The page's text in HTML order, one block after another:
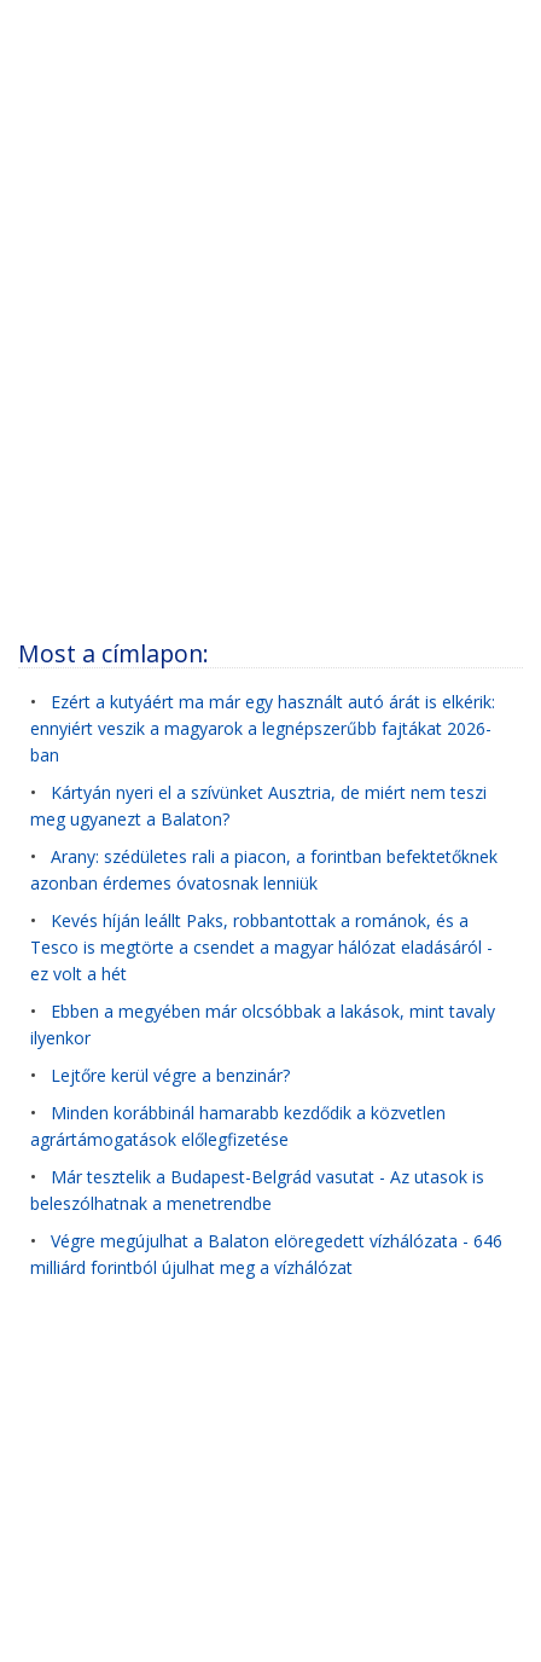
Most a címlapon:
• Ezért a kutyáért ma már egy használt autó árát is elkérik:
ennyiért veszik a magyarok a legnépszerűbb fajtákat 2026-
ban
• Kártyán nyeri el a szívünket Ausztria, de miért nem teszi
meg ugyanezt a Balaton?
• Arany: szédületes rali a piacon, a forintban befektetőknek
azonban érdemes óvatosnak lenniük
• Kevés híján leállt Paks, robbantottak a románok, és a
Tesco is megtörte a csendet a magyar hálózat eladásáról -
ez volt a hét
• Ebben a megyében már olcsóbbak a lakások, mint tavaly
ilyenkor
• Lejtőre kerül végre a benzinár?
• Minden korábbinál hamarabb kezdődik a közvetlen
agrártámogatások előlegfizetése
• Már tesztelik a Budapest-Belgrád vasutat - Az utasok is
beleszólhatnak a menetrendbe
• Végre megújulhat a Balaton elöregedett vízhálózata - 646
milliárd forintból újulhat meg a vízhálózat